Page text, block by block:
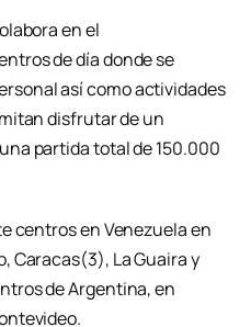
en el
de día donde se
así como actividades
disfrutar de un
partida total de 150.000
centros en Venezuela en
Caracas(3), La Guaira y
de Argentina, en